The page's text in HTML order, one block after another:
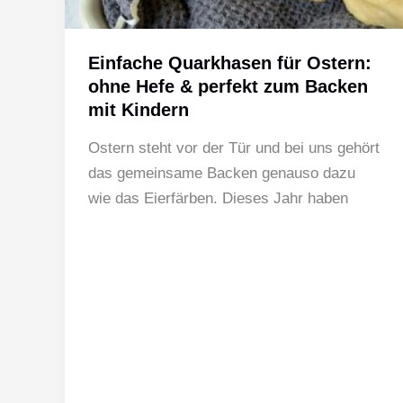
Einfache Quarkhasen für Ostern:
ohne Hefe & perfekt zum Backen
mit Kindern
Ostern steht vor der Tür und bei uns gehört
das gemeinsame Backen genauso dazu
wie das Eierfärben. Dieses Jahr haben